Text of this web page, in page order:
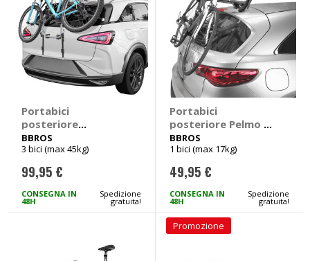
Portabici
posteriore
Adamello V2 -
BBROS
BBROS
3 bici (max 45kg)
99,95 €
CONSEGNA IN
48H
Spedizione
gratuita!
Portabici
posteriore Pelmo -
BBROS
BBROS
1 bici (max 17kg)
49,95 €
CONSEGNA IN
48H
Spedizione
gratuita!
Promozione